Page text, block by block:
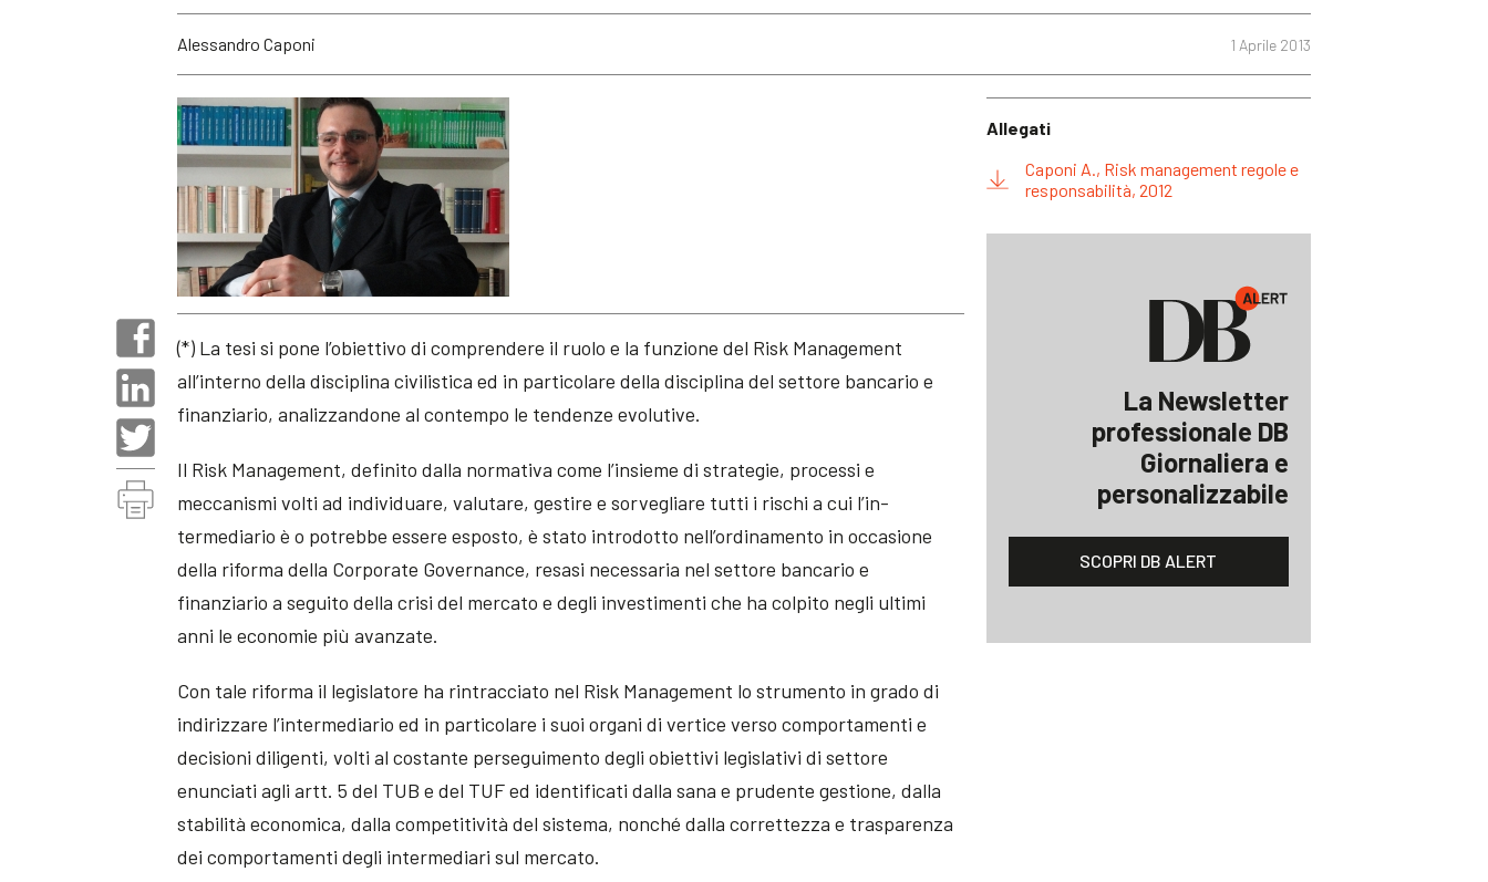
1 Aprile 2013
Alessandro Caponi
(*) La tesi si pone l’obiettivo di comprendere il ruolo e la funzione del Risk Management
all’interno della disciplina civilistica ed in particolare della disciplina del settore bancario e
finanziario, analizzandone al contempo le tendenze evolutive.
Il Risk Management, definito dalla normativa come l’insieme di strategie, processi e
meccanismi volti ad individuare, valutare, gestire e sorvegliare tutti i rischi a cui l’in-
termediario è o potrebbe essere esposto, è stato introdotto nell’ordinamento in occasione
della riforma della Corporate Governance, resasi necessaria nel settore bancario e
finanziario a seguito della crisi del mercato e degli investimenti che ha colpito negli ultimi
anni le economie più avanzate.
Con tale riforma il legislatore ha rintracciato nel Risk Management lo strumento in grado di
indirizzare l’intermediario ed in particolare i suoi organi di vertice verso comportamenti e
decisioni diligenti, volti al costante perseguimento degli obiettivi legislativi di settore
enunciati agli artt. 5 del TUB e del TUF ed identificati dalla sana e prudente gestione, dalla
stabilità economica, dalla competitività del sistema, nonché dalla correttezza e trasparenza
dei comportamenti degli intermediari sul mercato.
Allegati
Caponi A., Risk management regole e
responsabilità, 2012
La Newsletter
professionale DB
Giornaliera e
personalizzabile
SCOPRI DB ALERT